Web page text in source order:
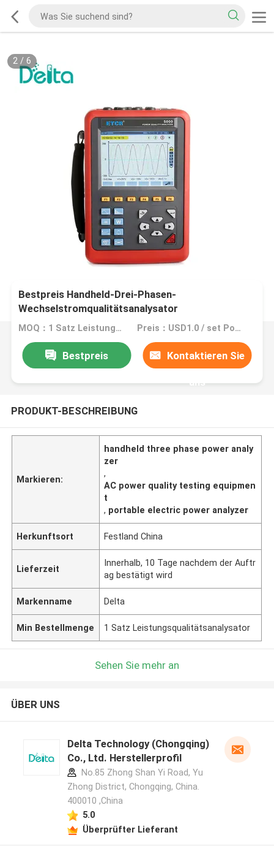
2/ 6
Bestpreis Handheld-Drei-Phasen-
Wechselstromqualitätsanalysator
MOQ：1 Satz Leistungsqualitätsanalysator Preis：USD1.0 / set Power Quality Analyzer
Bestpreis Kontaktieren Sie
uns
PRODUKT-BESCHREIBUNG
Markieren:
handheld three phase power analy
zer
,
AC power quality testing equipmen
t
, portable electric power analyzer
Herkunftsort Festland China
Lieferzeit
Innerhalb, 10 Tage nachdem der Auftr
ag bestätigt wird
Markenname Delta
Min Bestellmenge 1 Satz Leistungsqualitätsanalysator
Sehen Sie mehr an
ÜBER UNS
Delta Technology (Chongqing)
Co., Ltd. Herstellerprofil
No.85 Zhong Shan Yi Road, Yu
Zhong District, Chongqing, China.
400010 ,China
5.0
Überprüfter Lieferant